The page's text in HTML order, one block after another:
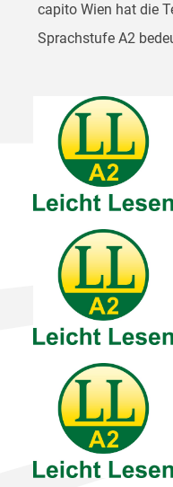
capito Wien hat die
Sprachstufe A2